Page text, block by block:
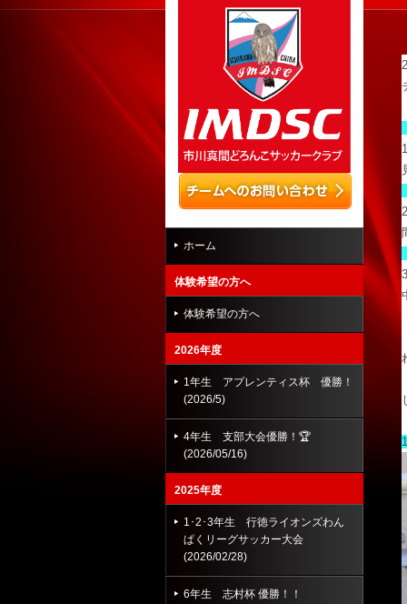
ホーム
体験希望の方へ
体験希望の方へ
2026年度
1年生 アプレンティス杯 優勝！
(2026/5)
4年生 支部大会優勝！🏆
(2026/05/16)
2025年度
1･2･3年生 行徳ライオンズわん
ぱくリーグサッカー大会
(2026/02/28)
6年生 志村杯 優勝！！